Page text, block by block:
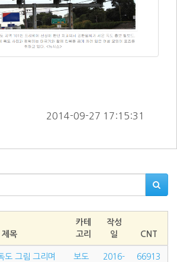
        2014-09-27 17:15:31
제목
카테
고리
작성
일
CNT
도 그림 그리며 보도 2016- 66913